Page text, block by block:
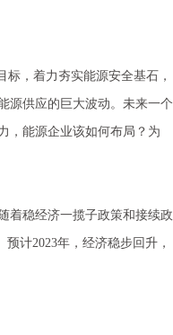
，着力夯实能源安全基石，
源供应的巨大波动。未来一个
，能源企业该如何布局？为
稳经济一揽子政策和接续政
计2023年，经济稳步回升，